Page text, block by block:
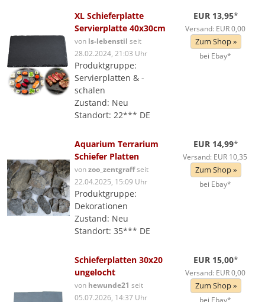
XL Schieferplatte
Servierplatte 40x30cm
von ls-lebenstil seit
28.02.2024, 21:03 Uhr
Produktgruppe:
Servierplatten & -
schalen
Zustand: Neu
Standort: 22*** DE
EUR 13,95*
Versand: EUR 0,00
Zum Shop »
bei Ebay*
Aquarium Terrarium
Schiefer Platten
vonzoo_zentgraffseit
22.04.2025, 15:09 Uhr
Produktgruppe:
Dekorationen
Zustand: Neu
Standort: 35*** DE
EUR 14,99*
Versand: EUR 10,35
Zum Shop »
bei Ebay*
Schieferplatten 30x20
ungelocht
von hewunde21 seit
05.07.2026, 14:37 Uhr
EUR 15,00*
Versand: EUR 0,00
Zum Shop »
bei Ebay*